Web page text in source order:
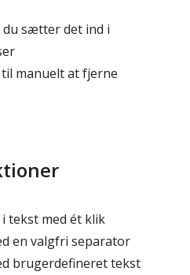
du sætter det ind i
manuelt at fjerne
tekst med ét klik
en valgfri separator
brugerdefineret tekst